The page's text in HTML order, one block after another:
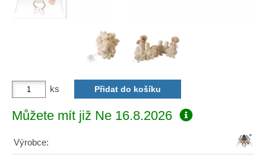
ks
Můžete mít již Ne 16.8.2026
Výrobce: